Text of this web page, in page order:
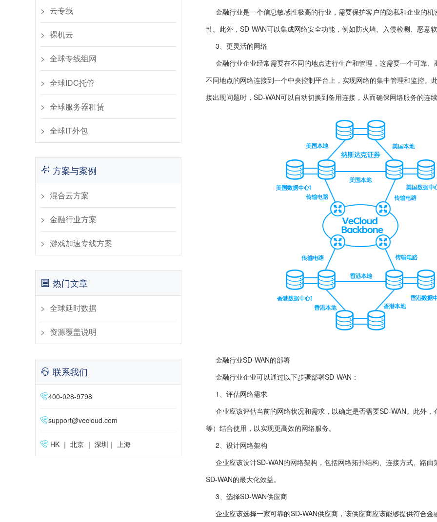
云专线
裸机云
全球专线组网
全球IDC托管
全球服务器租赁
全球IT外包
方案与案例
混合云方案
金融行业方案
游戏加速专线方案
热门文章
全球延时数据
资源覆盖说明
联系我们
400-028-9798
support@vecloud.com
HK ｜ 北京 ｜ 深圳｜ 上海
金融行业是一个信息敏感性极高的行业，需要保护客户的隐私和企业的
性。此外，SD-WAN可以集成网络安全功能，例如防火墙、入侵检测、恶意
3、更灵活的网络
金融行业企业经常需要在不同的地点进行生产和管理，这需要一个可靠
不同地点的网络连接到一个中央控制平台上，实现网络的集中管理和监控。
接出现问题时，SD-WAN可以自动切换到备用连接，从而确保网络服务的连
金融行业SD-WAN的部署
金融行业企业可以通过以下步骤部署SD-WAN：
1、评估网络需求
企业应该评估当前的网络状况和需求，以确定是否需要SD-WAN。此外
等）结合使用，以实现更高效的网络服务。
2、设计网络架构
企业应该设计SD-WAN的网络架构，包括网络拓扑结构、连接方式、路
SD-WAN的最大化效益。
3、选择SD-WAN供应商
企业应该选择一家可靠的SD-WAN供应商，该供应商应该能够提供符合